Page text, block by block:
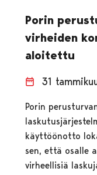
Porin
virheiden
aloitettu
31
Porin
käyttöönotto
sen, että osalle
virheellisiä